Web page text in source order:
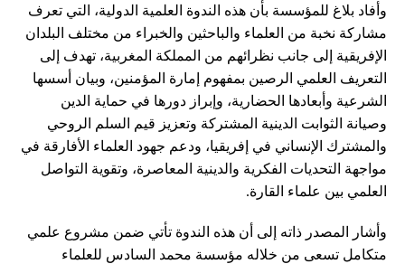
وأفاد بلاغ للمؤسسة بأن هذه الندوة العلمية الدولية، التي تعرف
مشاركة نخبة من العلماء والباحثين والخبراء من مختلف البلدان
الإفريقية إلى جانب نظرائهم من المملكة المغربية، تهدف إلى
التعريف العلمي الرصين بمفهوم إمارة المؤمنين، وبيان أسسها
الشرعية وأبعادها الحضارية، وإبراز دورها في حماية الدين
وصيانة الثوابت الدينية المشتركة وتعزيز قيم السلم الروحي
والمشترك الإنساني في إفريقيا، ودعم جهود العلماء الأفارقة في
مواجهة التحديات الفكرية والدينية المعاصرة، وتقوية التواصل
العلمي بين علماء القارة.
وأشار المصدر ذاته إلى أن هذه الندوة تأتي ضمن مشروع علمي
متكامل تسعى من خلاله مؤسسة محمد السادس للعلماء